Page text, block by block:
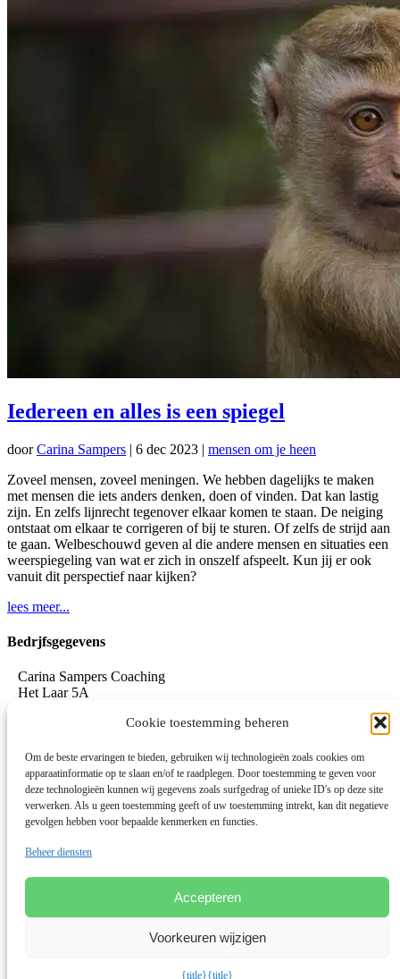
Cookie toestemming beheren
Om de beste ervaringen te bieden, gebruiken wij technologieën zoals cookies om
apparaatinformatie op te slaan en/of te raadplegen. Door toestemming te geven voor
deze technologieën kunnen wij gegevens zoals surfgedrag of unieke ID's op deze site
verwerken. Als u geen toestemming geeft of uw toestemming intrekt, kan dit negatieve
gevolgen hebben voor bepaalde kenmerken en functies.
Beheer diensten
Accepteren
Voorkeuren wijzigen
{title}{title}
Iedereen en alles is een spiegel
doorCarina Sampers | 6 dec 2023 | mensen om je heen
Zoveel mensen, zoveel meningen. We hebben dagelijks te maken
met mensen die iets anders denken, doen of vinden. Dat kan lastig
zijn. En zelfs lijnrecht tegenover elkaar komen te staan. De neiging
ontstaat om elkaar te corrigeren of bij te sturen. Of zelfs de strijd aan
te gaan. Welbeschouwd geven al die andere mensen en situaties een
weerspiegeling van wat er zich in onszelf afspeelt. Kun jij er ook
vanuit dit perspectief naar kijken?
lees meer...
Bedrjfsgegevens
Carina Sampers Coaching
Het Laar 5A
www.carinasampers.nl
BTW-id: NL001833928B47
KvK: 72690895
Algemene voorwaarden
Privacybeleid OEEC
© 2026 Deze website draait op het websitesysteem